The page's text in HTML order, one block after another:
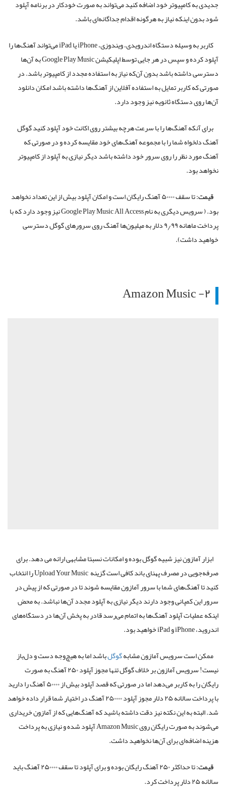
جدیدی به کامپیوتر خود اضافه کنید می‌تواند به صورت خودکار در برنامه آپلود
شود بدون اینکه نیاز به هرگونه اقدام جداگانه‌ای باشد.
کاربر به وسیله دستگاه اندرویدی، ویندوزی، iPhone‌ یا iPad‌ می‌تواند آهنگ‌ها را
آپلود کرده و سپس در هر جایی توسط اپلیکیشن Google Play Music به آن‌ها
دسترسی داشته باشد بدون آن‌که نیاز به استفاده مجدد از کامپیوتر باشد. در
صورتی که کاربر تمایل به استفاده آفلاین از آهنگ‌ها داشته باشد امکان دانلود
آن‌ها روی دستگاه ثانویه نیز وجود دارد.
برای آنکه آهنگ‌ها را با سرعت هرچه بیشتر روی اکانت خود آپلود کنید گوگل
آهنگ دلخواه شما را با مجموعه آهنگ‌های خود مقایسه کرده و در صورتی که
آهنگ مورد نظر را روی سرور خود داشته باشد دیگر نیازی به آپلود از کامپیوتر
نخواهد بود.
قیمت:
تا سقف ۵۰۰۰۰ آهنگ رایگان است و امکان آپلود بیش از این تعداد نخواهد
بود. ( سرویس دیگری به نام Google Play Music All Access نیز وجود دارد که با
پرداخت ماهانه ۹٫۹۹ دلار به میلیون‌ها آهنگ روی سرور‌های گوگل دسترسی
خواهید داشت).
۲- Amazon Music
ابزار آمازون نیز شبیه گوگل بوده و امکانات نسبتا مشابهی ارائه می دهد. برای
صرفه‌جویی در مصرف پهنای باند کافی است گزینه Upload Your Music را انتخاب
کنید تا آهنگ‌های شما با سرور آمازون مقایسه شوند تا در صورتی که از پیش در
سرور این کمپانی وجود دارند دیگر نیازی به آپلود مجدد آن‌ها نباشد. به محض
اینکه عملیات آپلود آهنگ‌ها به اتمام می‌رسد قادر به پخش آن‌ها در دستگاه‌های
اندروید، iPhone و iPad خواهید بود.
ممکن است سرویس آمازون مشابهگوگلباشد اما به هیچ‌وجه دست‌ و‌ دل‌باز
نیست! سرویس آمازون بر خلاف گوگل تنها مجوز آپلود ۲۵۰ آهنگ به صورت
رایگان را به کاربر می‌دهد اما در صورتی که قصد آپلود بیش از ۵۰۰۰۰ آهنگ را دارید
با پرداخت سالانه ۲۵ دلار مجوز آپلود ۲۵۰۰۰۰ آهنگ در اختیار شما قرار داده خواهد
شد. البته به این نکته نیز دقت داشته باشید که آهنگ‌هایی که از آمازون خریداری
می‌شوند به صورت رایگان روی Amazon Music آپلود شده و نیازی به پرداخت
هزینه‌ اضافه‌ای برای آن‌ها نخواهید داشت.
قیمت:
تا حداکثر ۲۵۰ آهنگ رایگان بوده و برای آپلود تا سقف ۲۵۰۰۰۰ آهنگ باید
سالانه ۲۵ دلار پرداخت کرد.